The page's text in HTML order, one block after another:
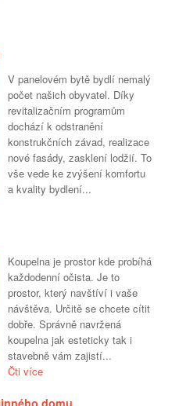
V panelovém bytě bydlí nemalý
počet našich obyvatel. Díky
revitalizačním programům
dochází k odstranění
konstrukčních závad, realizace
nové fasády, zasklení lodžií. To
vše vede ke zvýšení komfortu
a kvality bydlení...
Koupelna je prostor kde probíhá
každodenní očista. Je to
prostor, který navštíví i vaše
návštěva. Určitě se chcete cítit
dobře. Správně navržená
koupelna jak esteticky tak i
stavebně vám zajistí...
Čti více